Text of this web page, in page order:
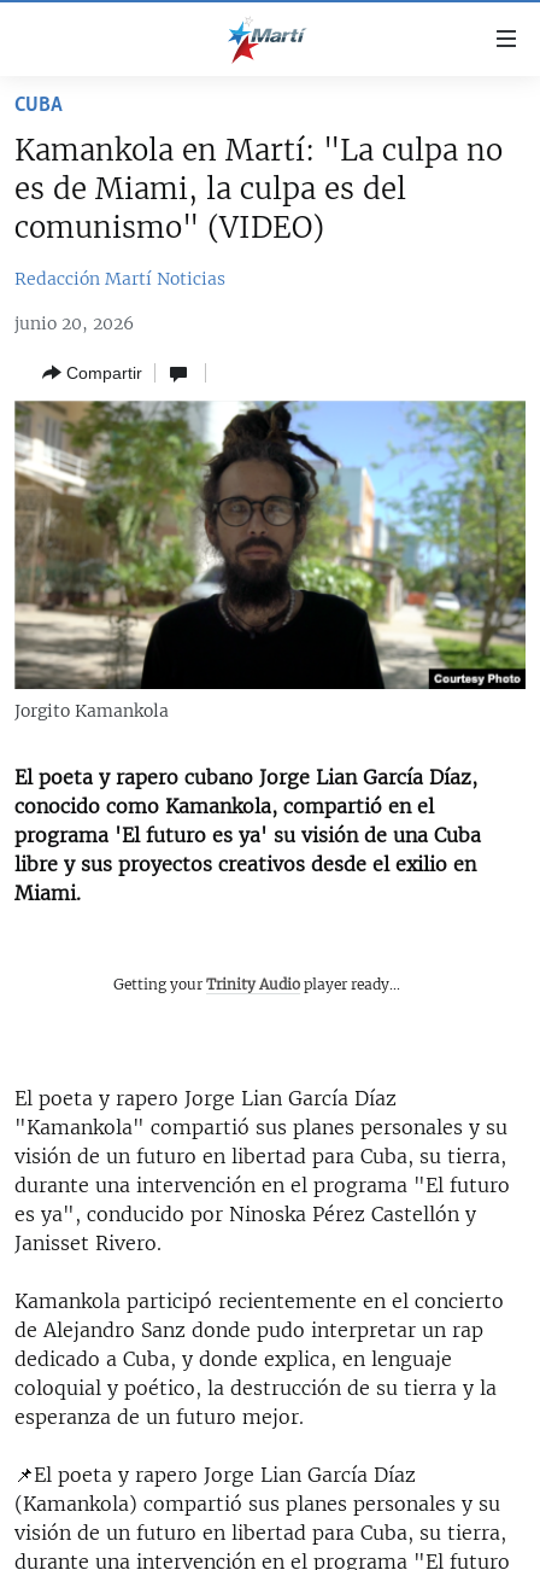
accesibilidad
contenido
principal
navegación
principal
la
búsqueda
CUBA
SOBRE CUBA
ESTADOS UNIDOS
DEPORTES
ARTE Y ENTRETENIMIENTO
OPINIÓN GRÁFICA
AUDIOVISUALES MARTÍ
RADIO MARTÍ
ESPECIALES
ESPECIALES
LA REALIDAD DE LA VIVIENDA EN CUBA
KENTU-CUBANO
LOS SANTOS DE HIALEAH
DESINFORMACIÓN RUSA EN AMÉRICA LATINA
MULTIMEDIA
EDITORIALES
CUBA
Kamankola en Martí: "La culpa no
es de Miami, la culpa es del
comunismo" (VIDEO)
Redacción Martí Noticias
junio 20, 2026
Compartir
Jorgito Kamankola
El poeta y rapero cubano Jorge Lian García Díaz,
conocido como Kamankola, compartió en el
programa 'El futuro es ya' su visión de una Cuba
libre y sus proyectos creativos desde el exilio en
Miami.
Getting yourTrinity Audio player ready...
El poeta y rapero Jorge Lian García Díaz
"Kamankola" compartió sus planes personales y su
visión de un futuro en libertad para Cuba, su tierra,
durante una intervención en el programa "El futuro
es ya", conducido por Ninoska Pérez Castellón y
Janisset Rivero.
Kamankola participó recientemente en el concierto
de Alejandro Sanz donde pudo interpretar un rap
dedicado a Cuba, y donde explica, en lenguaje
coloquial y poético, la destrucción de su tierra y la
esperanza de un futuro mejor.
📌El poeta y rapero Jorge Lian García Díaz
(Kamankola) compartió sus planes personales y su
visión de un futuro en libertad para Cuba, su tierra,
durante una intervención en el programa "El futuro